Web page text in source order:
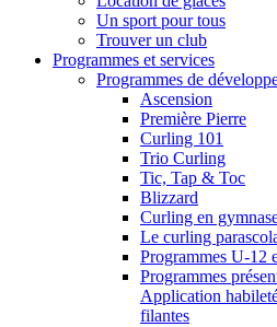
Un sport pour tous
Trouver un club
Programmes et services
Programmes de
Ascension
Première Pierre
Curling 101
Trio Curling
Tic, Tap & Toc
Blizzard
Curling en
Le curling
Programmes U-12
Programmes
Application
filantes